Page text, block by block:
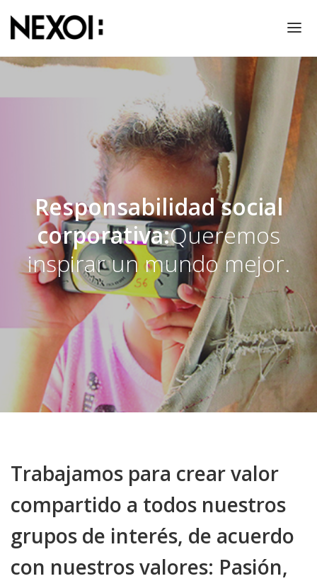
RESPONSABILIDAD SOCIAL
Responsabilidad social
corporativa:Queremos
inspirar un mundo mejor.
Trabajamos para crear valor
compartido a todos nuestros
grupos de interés, de acuerdo
con nuestros valores: Pasión,